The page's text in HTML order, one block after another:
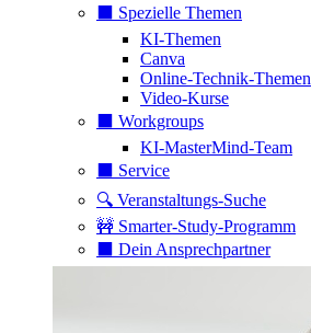
⬛️ Spezielle Themen
KI-Themen
Canva
Online-Technik-Themen
Video-Kurse
⬛️ Workgroups
KI-MasterMind-Team
⬛️ Service
🔍 Veranstaltungs-Suche
🚧 Smarter-Study-Programm
⬛️ Dein Ansprechpartner